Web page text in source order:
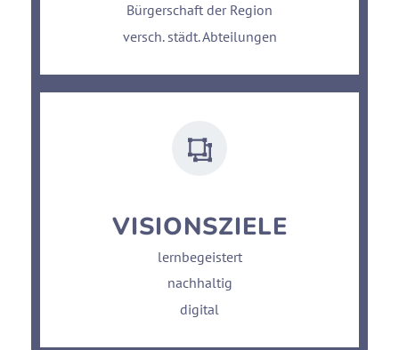
Bürgerschaft der Region
versch. städt. Abteilungen
VISIONSZIELE
lernbegeistert
nachhaltig
digital